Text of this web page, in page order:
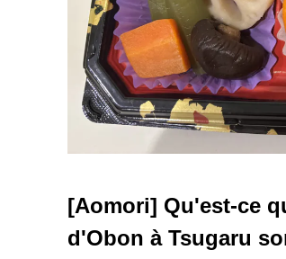
[Aomori] Qu'est-ce
d'Obon à Tsugaru